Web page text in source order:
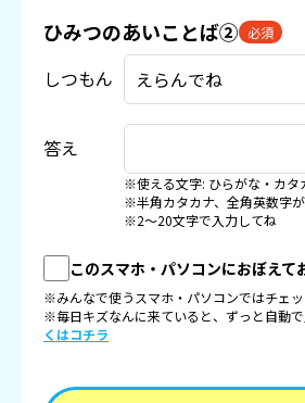
ひみつのあいことば② 必須
しつもん
答え
※使える文字: ひらがな・カタ
※半角カタカナ、全角英数字
※2〜20文字で入力してね
このスマホ・パソコンにおぼえて
※みんなで使うスマホ・パソコンではチェ
※毎日キズなんに来ていると、ずっと自動で
くはコチラ